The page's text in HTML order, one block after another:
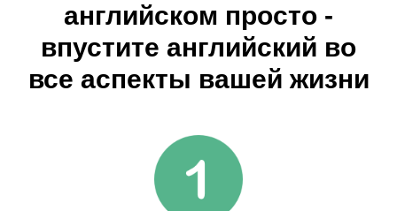
английском просто -
впустите английский во
все аспекты вашей жизни